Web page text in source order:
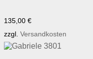
135,00 €
zzgl. Versandkosten